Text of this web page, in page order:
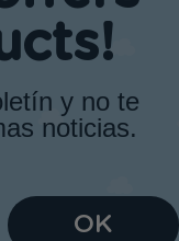
y no te
noticias.